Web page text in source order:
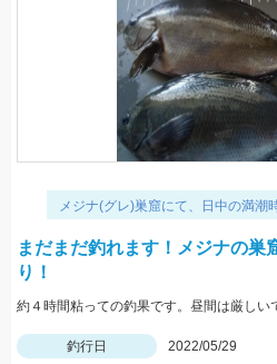
メジナ(グレ)巣窟にて、日中の満潮
まだまだ釣れます！メジナの巣
り！
約４時間粘っての釣果です。昼間は厳しい
釣行日
2022/05/29